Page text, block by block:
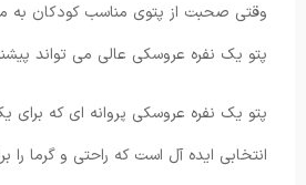
وقتی صحبت از پتوی مناسب کودکان به
پتو یک نفره عروسکی عالی می تواند
پتو یک نفره عروسکی پروانه ای که
انتخابی ایده آل است که راحتی و گرما را